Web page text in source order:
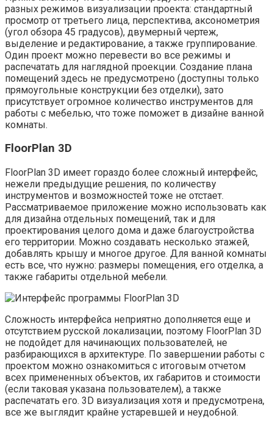
разных режимов визуализации проекта: стандартный
просмотр от третьего лица, перспектива, аксонометрия
(угол обзора 45 градусов), двумерный чертеж,
выделение и редактирование, а также группирование.
Один проект можно перевести во все режимы и
распечатать для наглядной проекции. Создание плана
помещений здесь не предусмотрено (доступны только
прямоугольные конструкции без отделки), зато
присутствует огромное количество инструментов для
работы с мебелью, что тоже поможет в дизайне ванной
комнаты.
FloorPlan 3D
FloоrPlan 3D имеет гораздо более сложный интерфейс,
нежели предыдущие решения, по количеству
инструментов и возможностей тоже не отстает.
Рассматриваемое приложение можно использовать как
для дизайна отдельных помещений, так и для
проектирования целого дома и даже благоустройства
его территории. Можно создавать несколько этажей,
добавлять крышу и многое другое. Для ванной комнаты
есть все, что нужно: размеры помещения, его отделка, а
также габариты отдельной мебели.
Сложность интерфейса неприятно дополняется еще и
отсутствием русской локализации, поэтому FloorPlan 3D
не подойдет для начинающих пользователей, не
разбирающихся в архитектуре. По завершении работы с
проектом можно ознакомиться с итоговым отчетом
всех примененных объектов, их габаритов и стоимости
(если таковая указана пользователем), а также
распечатать его. 3D визуализация хотя и предусмотрена,
все же выглядит крайне устаревшей и неудобной.